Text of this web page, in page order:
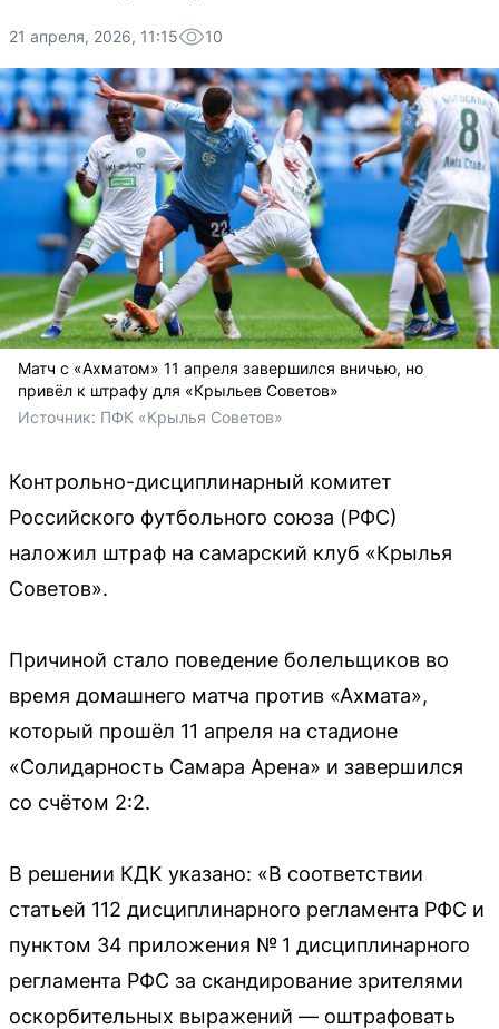
21 апреля, 2026, 11:15 10
Матч с «Ахматом» 11 апреля завершился вничью, но
привёл к штрафу для «Крыльев Советов»
Источник: ПФК «Крылья Советов»
Контрольно-дисциплинарный комитет
Российского футбольного союза (РФС)
наложил штраф на самарский клуб «Крылья
Советов».
Причиной стало поведение болельщиков во
время домашнего матча против «Ахмата»,
который прошёл 11 апреля на стадионе
«Солидарность Самара Арена» и завершился
со счётом 2:2.
В решении КДК указано: «В соответствии
статьей 112 дисциплинарного регламента РФС и
пунктом 34 приложения № 1 дисциплинарного
регламента РФС за скандирование зрителями
оскорбительных выражений — оштрафовать